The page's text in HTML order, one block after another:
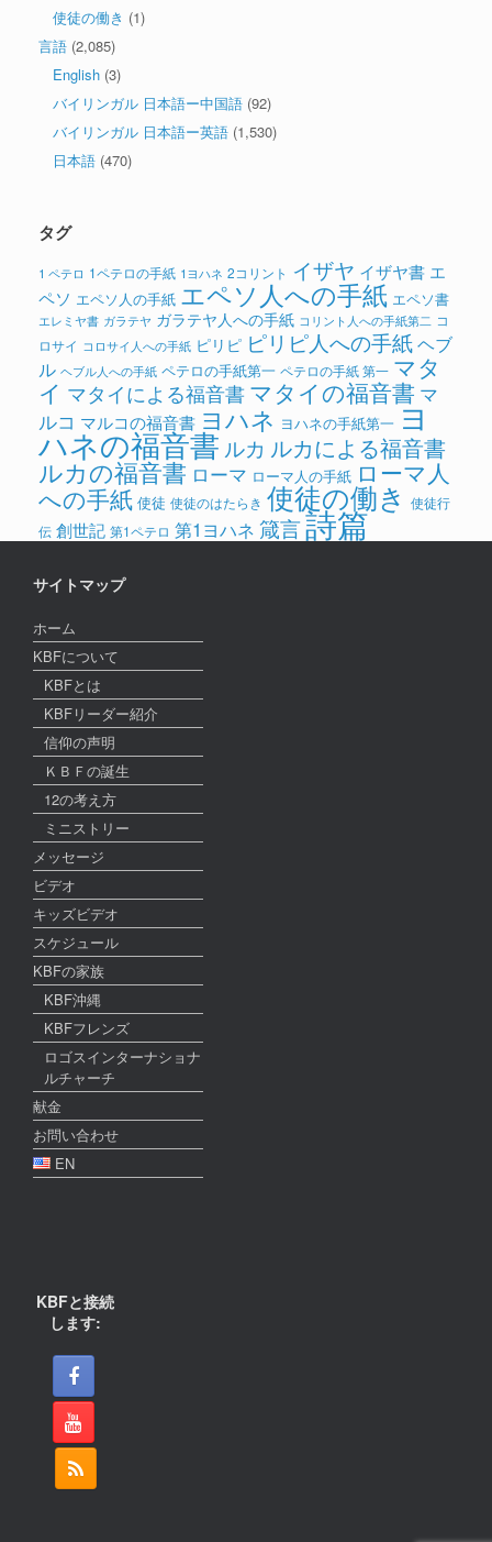
使徒の働き (1)
言語 (2,085)
English (3)
バイリンガル 日本語ー中国語 (92)
バイリンガル 日本語ー英語 (1,530)
日本語 (470)
タグ
1 ペテロ 1ペテロの手紙 1ヨハネ 2コリント イザヤ イザヤ書 エ
ペソ エペソ人の手紙 エペソ人への手紙 エペソ書
エレミヤ書 ガラテヤ ガラテヤ人への手紙 コリント人への手紙第二 コ
ロサイ コロサイ人への手紙 ピリピ ピリピ人への手紙ヘブ
ル ヘブル人への手紙 ペテロの手紙第一 ペテロの手紙 第一 マタ
イ マタイによる福音書 マタイの福音書 マ
ルコ マルコの福音書 ヨハネ ヨハネの手紙第一 ヨ
ハネの福音書 ルカ ルカによる福音書
ルカの福音書 ローマ ローマ人の手紙 ローマ人
への手紙 使徒 使徒のはたらき 使徒の働き 使徒行
伝 創世記 第1ペテロ 第1ヨハネ 箴言詩篇
サイトマップ
ホーム
KBFについて
KBFとは
KBFリーダー紹介
信仰の声明
ＫＢＦの誕生
12の考え方
ミニストリー
メッセージ
ビデオ
キッズビデオ
スケジュール
KBFの家族
KBF沖縄
KBFフレンズ
ロゴスインターナショナ
ルチャーチ
献金
お問い合わせ
EN
KBFと接続
します: